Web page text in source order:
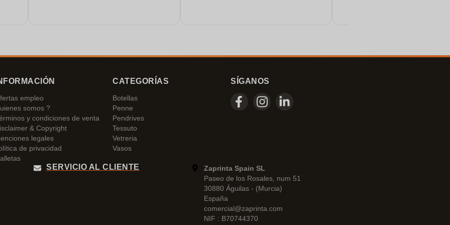
empleo
somos ?
y condiciones de venta
& Copyright
legales
de privacidad
CATEGORÍAS
Botellas
Penne
Pendrives
Tessuto
Vetreria
Vasos
SÍGANOS
SERVICIO AL CLIENTE
Zaprinta Spain SL
Paseo de los Rosales, num 51
30880 Águilas - (Murcia)
España
comercial@zaprinta.com
NIF : B70744370